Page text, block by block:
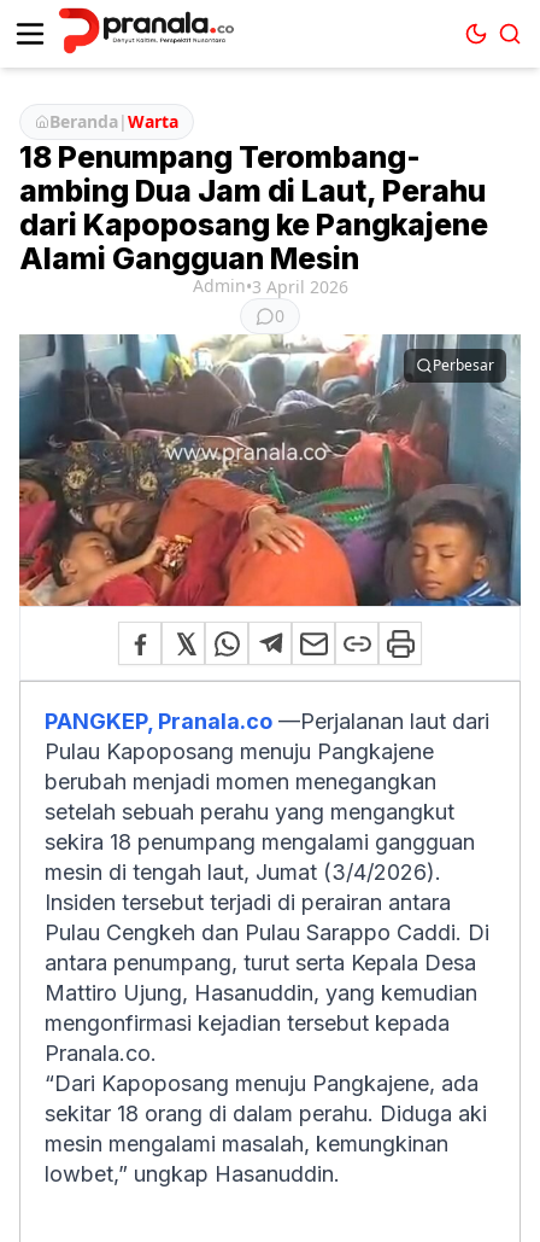
Beranda|Warta
18 Penumpang Terombang-
ambing Dua Jam di Laut, Perahu
dari Kapoposang ke Pangkajene
Alami Gangguan Mesin
Admin•3 April 2026
0
Perbesar
PANGKEP, Pranala.co —Perjalanan laut dari
Pulau Kapoposang menuju Pangkajene
berubah menjadi momen menegangkan
setelah sebuah perahu yang mengangkut
sekira 18 penumpang mengalami gangguan
mesin di tengah laut, Jumat (3/4/2026).
Insiden tersebut terjadi di perairan antara
Pulau Cengkeh dan Pulau Sarappo Caddi. Di
antara penumpang, turut serta Kepala Desa
Mattiro Ujung, Hasanuddin, yang kemudian
mengonfirmasi kejadian tersebut kepada
Pranala.co.
“Dari Kapoposang menuju Pangkajene, ada
sekitar 18 orang di dalam perahu. Diduga aki
mesin mengalami masalah, kemungkinan
lowbet,” ungkap Hasanuddin.